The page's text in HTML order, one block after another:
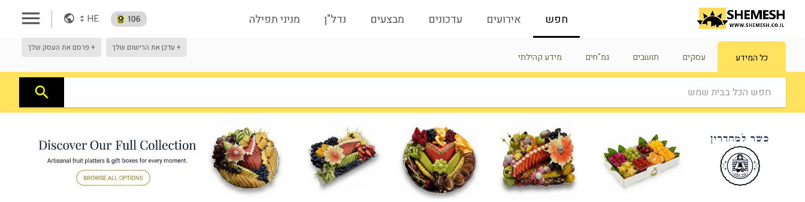
חפש אירועים עדכונים מבצעים נדל"ן מניני תפילה HE
arrow_drop_up
arrow_drop_down
menu
כל המידע עסקים תושבים גמ"חים מידע קהילתי
+ עדכן את הרישום שלך + פרסם את העסק שלך
חפש הכל בבית שמש search